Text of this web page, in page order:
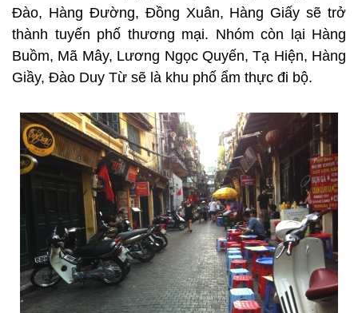
Đào, Hàng Đường, Đồng Xuân, Hàng Giấy sẽ trở
thành tuyến phố thương mại. Nhóm còn lại Hàng
Buồm, Mã Mây, Lương Ngọc Quyến, Tạ Hiện, Hàng
Giầy, Đào Duy Từ sẽ là khu phố ẩm thực đi bộ.